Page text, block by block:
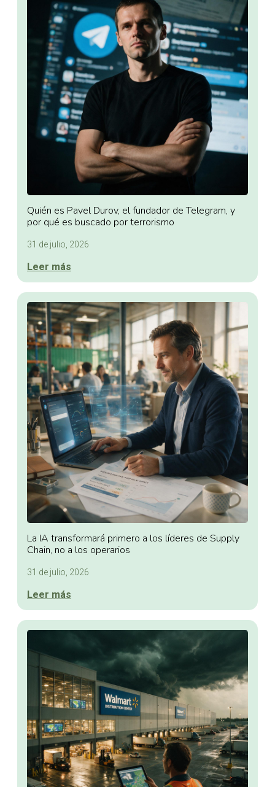
Quién es Pavel Durov, el fundador de Telegram, y
por qué es buscado por terrorismo
31 de julio, 2026
Leer más
La IA transformará primero a los líderes de Supply
Chain, no a los operarios
31 de julio, 2026
Leer más